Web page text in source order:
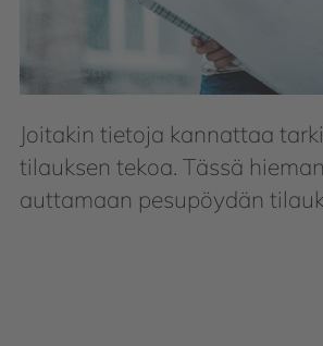
Joitakin tietoja kannattaa
tilauksen tekoa. Tässä
auttamaan pesupöydän